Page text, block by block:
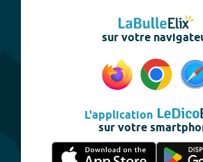
sur votre
L'application
sur votre